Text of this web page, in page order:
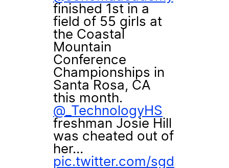
finished 1st in a
field of 55 girls at
the Coastal
Mountain
Conference
Championships in
Santa Rosa, CA
this month.
@_TechnologyHS
freshman Josie Hill
was cheated out of
her…
pic.twitter.com/sgd